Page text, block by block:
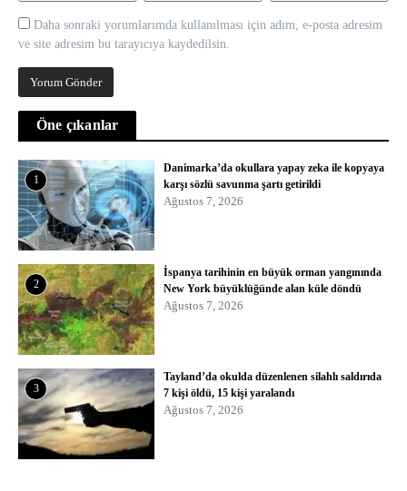
Daha sonraki yorumlarımda kullanılması için adım, e-posta adresim
ve site adresim bu tarayıcıya kaydedilsin.
Öne çıkanlar
1
Danimarka’da okullara yapay zeka ile kopyaya
karşı sözlü savunma şartı getirildi
Ağustos 7, 2026
2
İspanya tarihinin en büyük orman yangınında
New York büyüklüğünde alan küle döndü
Ağustos 7, 2026
3
Tayland’da okulda düzenlenen silahlı saldırıda
7 kişi öldü, 15 kişi yaralandı
Ağustos 7, 2026